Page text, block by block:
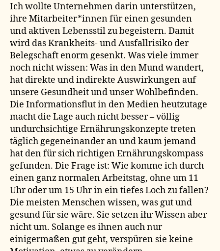
Ich wollte Unternehmen darin unterstützen,
ihre Mitarbeiter*innen für einen gesunden
und aktiven Lebensstil zu begeistern. Damit
wird das Krankheits- und Ausfallrisiko der
Belegschaft enorm gesenkt. Was viele immer
noch nicht wissen: Was in den Mund wandert,
hat direkte und indirekte Auswirkungen auf
unsere Gesundheit und unser Wohlbefinden.
Die Informationsflut in den Medien heutzutage
macht die Lage auch nicht besser – völlig
undurchsichtige Ernährungskonzepte treten
täglich gegeneinander an und kaum jemand
hat den für sich richtigen Ernährungskompass
gefunden. Die Frage ist: Wie komme ich durch
einen ganz normalen Arbeitstag, ohne um 11
Uhr oder um 15 Uhr in ein tiefes Loch zu fallen?
Die meisten Menschen wissen, was gut und
gesund für sie wäre. Sie setzen ihr Wissen aber
nicht um. Solange es ihnen auch nur
einigermaßen gut geht, verspüren sie keine